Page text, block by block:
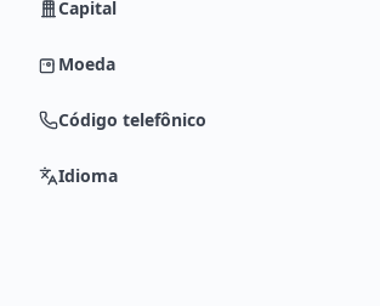
Capital
Moeda
Código telefônico
Idioma